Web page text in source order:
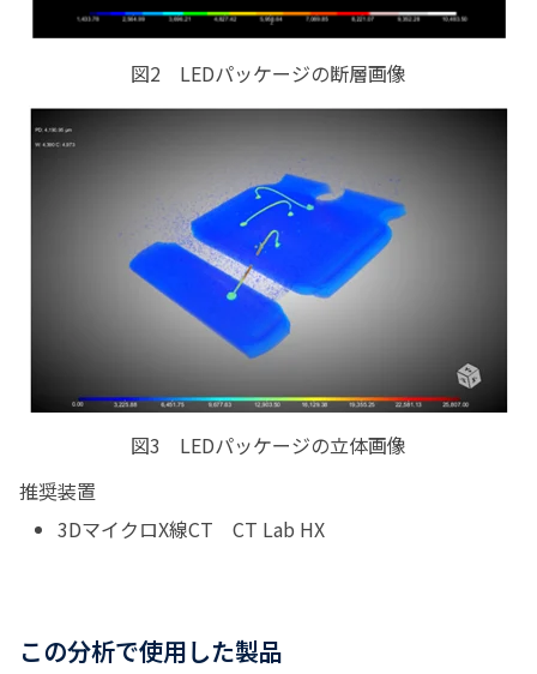
図2 LEDパッケージの断層画像
図3 LEDパッケージの立体画像
推奨装置
3DマイクロX線CT CT Lab HX
この分析で使用した製品